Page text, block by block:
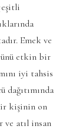
Emek ve
etkin bir
iyi tahsis
dağıtımında
kişinin on
ve atıl insan